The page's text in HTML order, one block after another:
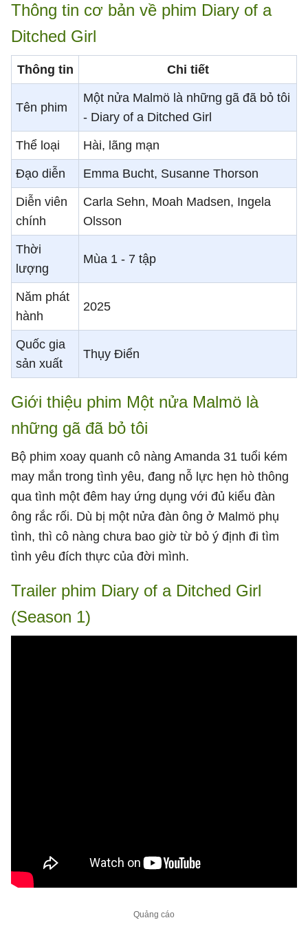
Thông tin cơ bản về phim Diary of a
Ditched Girl
Thông tin Chi tiết
Tên phim
Một nửa Malmö là những gã đã bỏ tôi
- Diary of a Ditched Girl
Thể loại Hài, lãng mạn
Đạo diễn Emma Bucht, Susanne Thorson
Diễn viên
chính
Carla Sehn, Moah Madsen, Ingela
Olsson
Thời
lượng
Mùa 1 - 7 tập
Năm phát
hành
2025
Quốc gia
sản xuất
Thụy Điển
Giới thiệu phim Một nửa Malmö là
những gã đã bỏ tôi
Bộ phim xoay quanh cô nàng Amanda 31 tuổi kém
may mắn trong tình yêu, đang nỗ lực hẹn hò thông
qua tình một đêm hay ứng dụng với đủ kiểu đàn
ông rắc rối. Dù bị một nửa đàn ông ở Malmö phụ
tình, thì cô nàng chưa bao giờ từ bỏ ý định đi tìm
tình yêu đích thực của đời mình.
Trailer phim Diary of a Ditched Girl
(Season 1)